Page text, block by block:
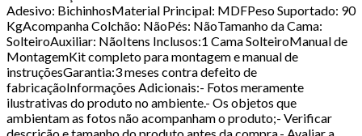
Adesivo: BichinhosMaterial Principal: MDFPeso Suportado: 90
KgAcompanha Colchão: NãoPés: NãoTamanho da Cama:
SolteiroAuxiliar: NãoItens Inclusos:1 Cama SolteiroManual de
MontagemKit completo para montagem e manual de
instruçõesGarantia:3 meses contra defeito de
fabricaçãoInformações Adicionais:- Fotos meramente
ilustrativas do produto no ambiente.- Os objetos que
ambientam as fotos não acompanham o produto;- Verificar